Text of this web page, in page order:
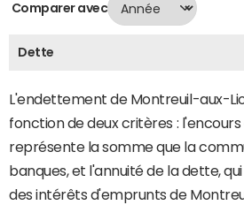
Comparer avec
Dette
L'endettement de Montreuil-aux-
fonction de deux critères : l'encours
représente la somme que la
banques, et l'annuité de la dette,
des intérêts d'emprunts de